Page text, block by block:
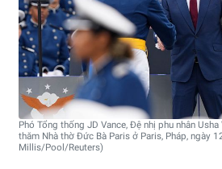
Phó Tổng thống JD Vance, Đệ nhị phu nhân
thăm Nhà thờ Đức Bà Paris ở Paris, Pháp, ngày
Millis/Pool/Reuters)